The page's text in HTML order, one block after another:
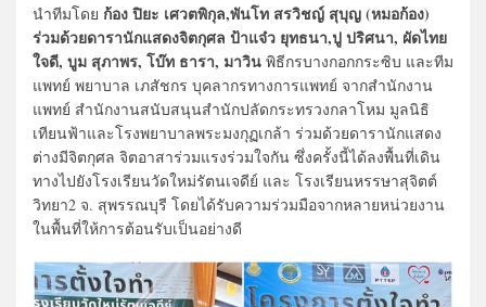
นำทีมโดย ก้อง ปิยะ เศวตพิกุล,พันโท สรวิชญ์ สุบุญ (หมอก้อง)
ร่วมด้วยดารานักแสดงจิตกุศล ป้าแจ๋ว ยุทธนา,ปู ปริศนา, ผัดไทย
ใจดี, บูม สุภาพร, โบ๊ท ธารา, มาวิน พิธีกรบางกอกกระซิบ และทีม
แพทย์ พยาบาล เภสัชกร บุคลากรทางการแพทย์ จากสำนักงาน
แพทย์ สำนักงานสนับสนุนสำนักปลัดกระทรวงกลาโหม มูลนิธิ
เทียนฟ้าและโรงพยาบาลพระมงกุฏเกล้า ร่วมด้วยดารานักแสดง
ต่างมีจิตกุศล จิตอาสาร่วมแรงร่วมใจกัน ซึ่งครั้งนี้ได้ลงพื้นที่เดิน
ทางไปยังโรงเรียนวัดใหม่รัตนเจดีย์ และ โรงเรียนหรรษาสุจิตต์
วิทยา2 จ. สุพรรณบุรี โดยได้รับความร่วมมือจากหลายหน่วยงาน
ในพื้นที่ให้การต้อนรับเป็นอย่างดี